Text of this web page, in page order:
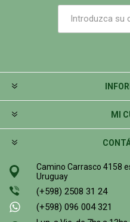
MI
Camino Carrasco 4158
Uruguay
(+598) 2508 31 24
(+598) 096 004 321